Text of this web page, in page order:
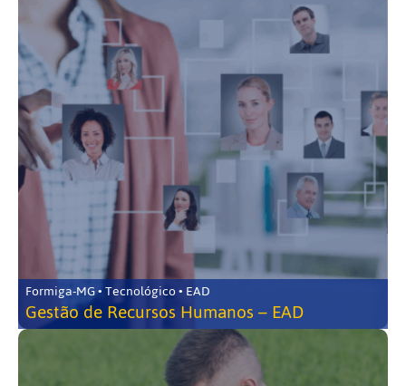
Formiga-MG • Tecnológico • EAD
Gestão de Recursos Humanos – EAD